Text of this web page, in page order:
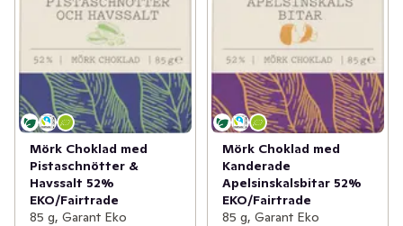
Mörk Choklad med
Pistaschnötter &
Havssalt 52%
EKO/Fairtrade
85 g, Garant Eko
Mörk Choklad med
Kanderade
Apelsinskalsbitar 52%
EKO/Fairtrade
85 g, Garant Eko